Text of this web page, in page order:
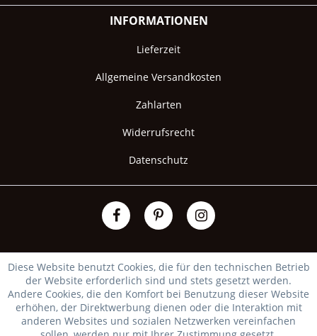
INFORMATIONEN
Lieferzeit
Allgemeine Versandkosten
Zahlarten
Widerrufsrecht
Datenschutz
Diese Website benutzt Cookies, die für den technischen Betrieb
der Website erforderlich sind und stets gesetzt werden.
Andere Cookies, die den Komfort bei Benutzung dieser Website
erhöhen, der Direktwerbung dienen oder die Interaktion mit
anderen Websites und sozialen Netzwerken vereinfachen